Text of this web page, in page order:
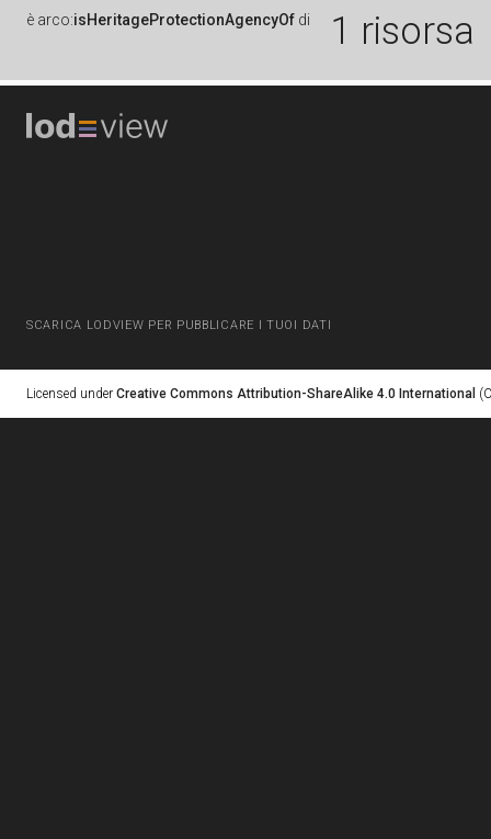
è arco:isHeritageProtectionAgencyOf di 1 risorsa
SCARICA LODVIEW PER PUBBLICARE I TUOI DATI
Licensed under Creative Commons Attribution-ShareAlike 4.0 International